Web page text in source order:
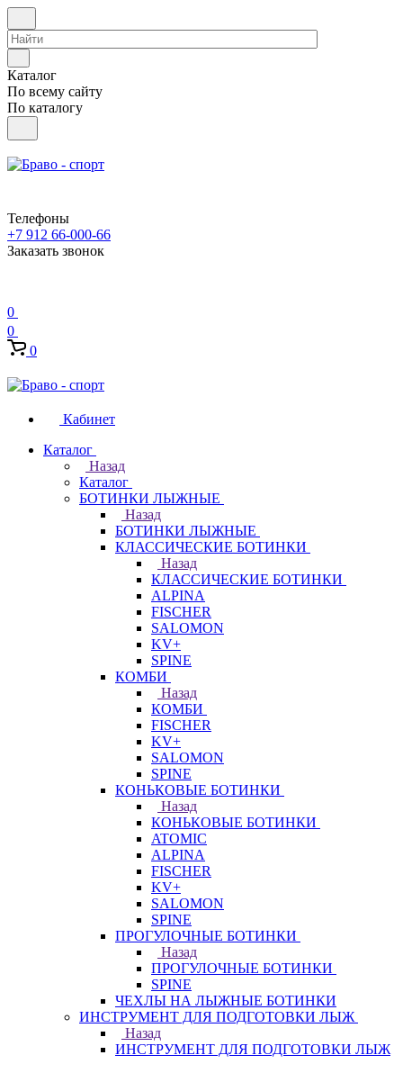
Каталог
По всему сайту
По каталогу
Телефоны
+7 912 66-000-66
Заказать звонок
0
0
0
Кабинет
Каталог
Назад
Каталог
БОТИНКИ ЛЫЖНЫЕ
Назад
БОТИНКИ ЛЫЖНЫЕ
КЛАССИЧЕСКИЕ БОТИНКИ
Назад
КЛАССИЧЕСКИЕ БОТИНКИ
ALPINA
FISCHER
SALOMON
KV+
SPINE
КОМБИ
Назад
КОМБИ
FISCHER
KV+
SALOMON
SPINE
КОНЬКОВЫЕ БОТИНКИ
Назад
КОНЬКОВЫЕ БОТИНКИ
ATOMIC
ALPINA
FISCHER
KV+
SALOMON
SPINE
ПРОГУЛОЧНЫЕ БОТИНКИ
Назад
ПРОГУЛОЧНЫЕ БОТИНКИ
SPINE
ЧЕХЛЫ НА ЛЫЖНЫЕ БОТИНКИ
ИНСТРУМЕНТ ДЛЯ ПОДГОТОВКИ ЛЫЖ
Назад
ИНСТРУМЕНТ ДЛЯ ПОДГОТОВКИ ЛЫЖ